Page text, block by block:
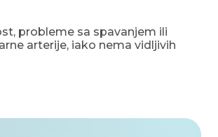
probleme sa spavanjem ili
arterije, iako nema vidljivih